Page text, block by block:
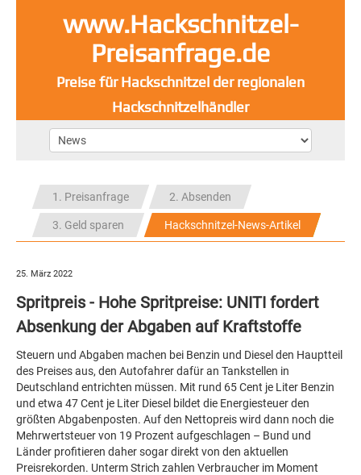
www.Hackschnitzel-
Preisanfrage.de
Preise für Hackschnitzel der regionalen
Hackschnitzelhändler
1. Preisanfrage 2. Absenden
3. Geld sparen Hackschnitzel-News-Artikel
25. März 2022
Spritpreis - Hohe Spritpreise: UNITI fordert
Absenkung der Abgaben auf Kraftstoffe
Steuern und Abgaben machen bei Benzin und Diesel den Hauptteil
des Preises aus, den Autofahrer dafür an Tankstellen in
Deutschland entrichten müssen. Mit rund 65 Cent je Liter Benzin
und etwa 47 Cent je Liter Diesel bildet die Energiesteuer den
größten Abgabenposten. Auf den Nettopreis wird dann noch die
Mehrwertsteuer von 19 Prozent aufgeschlagen – Bund und
Länder profitieren daher sogar direkt von den aktuellen
Preisrekorden. Unterm Strich zahlen Verbraucher im Moment